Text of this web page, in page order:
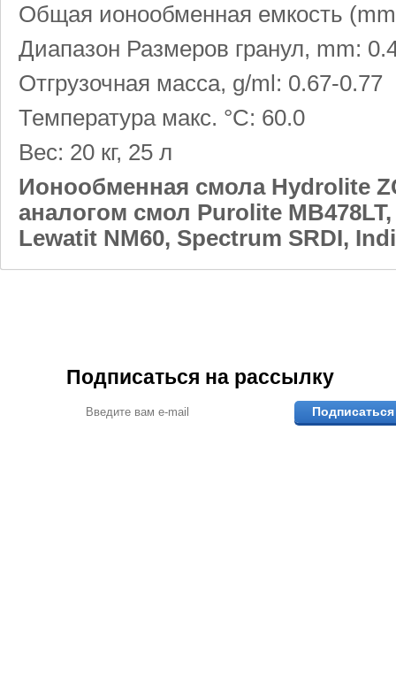
Общая ионообменная емкость
Диапазон Размеров гранул, mm:
Отгрузочная масса, g/ml: 0.67-0.77
Температура макс. °C: 60.0
Вес: 20 кг, 25 л
Ионообменная смола Hydrolite
аналогом смол Purolite
Lewatit NM60, Spectrum SRDI,
Подписаться на рассылку
Подписаться